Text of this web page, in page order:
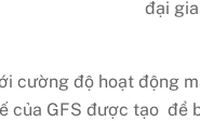
cường độ hoạt động
của GFS được tạo để